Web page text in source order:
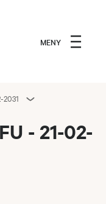
MENY
2031
- 21-02-